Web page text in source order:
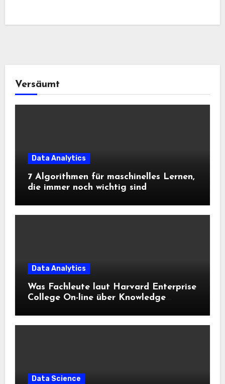
Versäumt
Data Analytics
7 Algorithmen für maschinelles Lernen,
die immer noch wichtig sind
Data Analytics
Was Fachleute laut Harvard Enterprise
College On-line über Knowledge
Data Science